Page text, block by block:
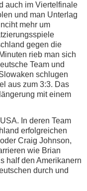
auch im Viertelfinale
und man Unterlag
mehr um
gegen die
rieb man sich
Team und
schlugen
aus zum 3:3. Das
mit einem
In deren Team
erfolgreichen
Craig Johnson,
wie Brian
half den Amerikanern
durch und